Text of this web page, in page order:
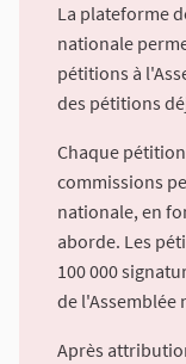
La plateforme
nationale
pétitions à
des pétitions
Chaque
commissions
nationale, en
aborde. Les
100 000
de l'Assemblée
Après